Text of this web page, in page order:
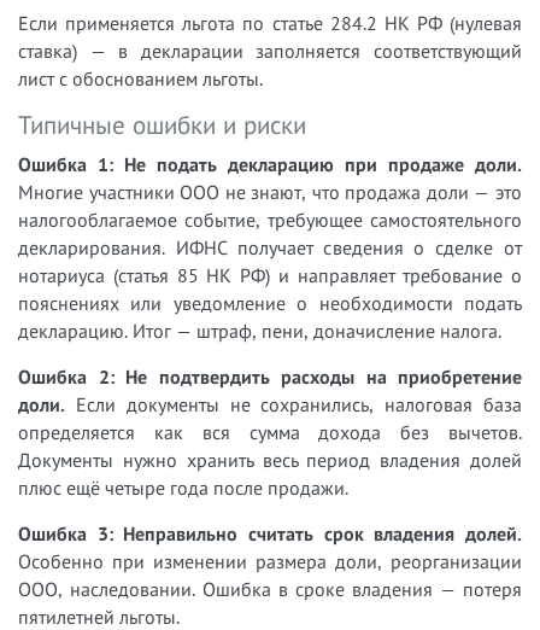
Если применяется льгота по статье 284.2 НК РФ (нулевая
ставка) — в декларации заполняется соответствующий
лист с обоснованием льготы.
Типичные ошибки и риски
Ошибка 1: Не подать декларацию при продаже доли.
Многие участники ООО не знают, что продажа доли — это
налогооблагаемое событие, требующее самостоятельного
декларирования. ИФНС получает сведения о сделке от
нотариуса (статья 85 НК РФ) и направляет требование о
пояснениях или уведомление о необходимости подать
декларацию. Итог — штраф, пени, доначисление налога.
Ошибка 2: Не подтвердить расходы на приобретение
доли. Если документы не сохранились, налоговая база
определяется как вся сумма дохода без вычетов.
Документы нужно хранить весь период владения долей
плюс ещё четыре года после продажи.
Ошибка 3: Неправильно считать срок владения долей.
Особенно при изменении размера доли, реорганизации
ООО, наследовании. Ошибка в сроке владения — потеря
пятилетней льготы.